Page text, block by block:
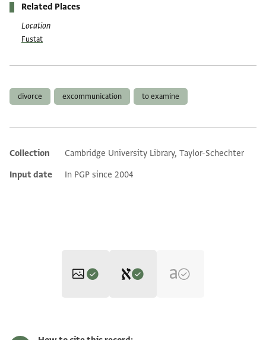
Related Places
Location
Fustat
divorce excommunication to examine
Additional metadata
Collection
Cambridge University Library, Taylor-Schechter
Input date
In PGP since 2004
S. D. Goitein's unpublished edition (1950–85).